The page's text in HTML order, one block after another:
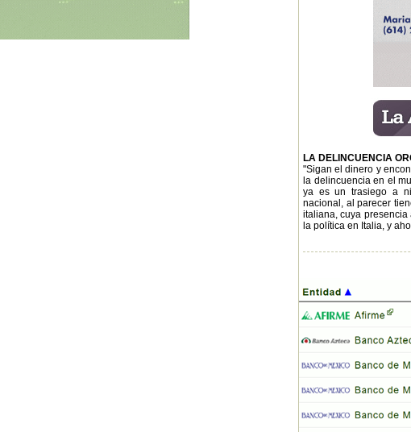
LA DELINCUENCIA
"Sigan el dinero y
la delincuencia en el
ya es un trasiego a
nacional, al parecer
italiana, cuya
la política en Italia, y